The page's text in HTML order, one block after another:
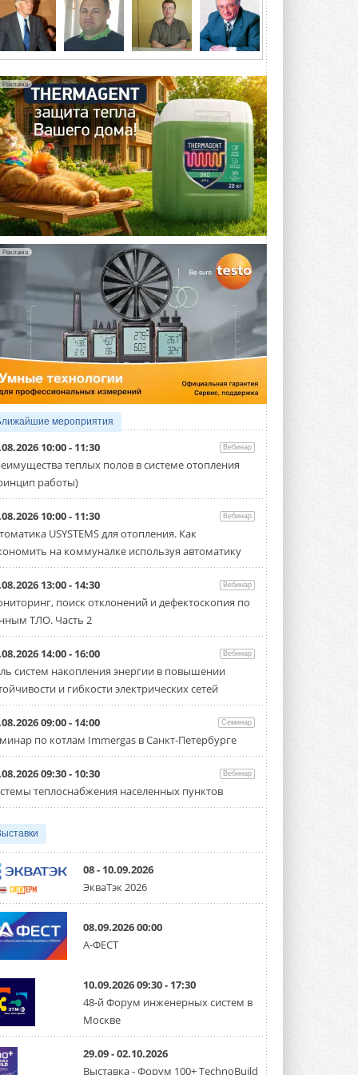
4 АВГУСТА 2026
Тепловые насосы в связке с
солнечной генерацией и
потребление на 60%
Исследователи из Италии установили ...
4 АВГУСТА 2026
«РУСКЛИМАТ Fest 2026» в Уфе
собрал свыше 700 профи
климатической отрасли
Организатором выступил торгово-
производственный холдинг ...
3 АВГУСТА 2026
«Датарк» испытал модульный
ЦОД с плотностью 54 кВт на
стойку
Испытания прошли на собственной
производственной площадке и были ...
3 АВГУСТА 2026
Samsung выпускает VRF-
систему DVM на R32
Линейка включает семь типоразмеров
производительностью от 22,4 до 56 кВт.
Суммарная длина трубопроводов ...
3 АВГУСТА 2026
«СиСофт Девелопмент» подвел
итоги конкурса студенческих
проектов «ТИМ-лидеры 2026»
Новый сезон конкурса «ТИМ-лидеры»
стартует уже в сентябре 2026 года ...
3 АВГУСТА 2026
«Русклимат» укрепляет
партнёрство за Уралом
Президент Омского землячества в
Москве Михаил Тимошенко посетил
Омск с трёхдневным рабочим визитом ...
Carrier модернизирует
флагманский чиллер AquaEdge
19XR
Чиллер получил новую версию,
работающую на хладагенте R1234ze ...
31 ИЮЛЯ 2026
Mitsubishi расширяет
направление систем
охлаждения для ЦОД
Mitsubishi Electric создаёт в США новую
компанию MEHITS US Inc. ...
США запретили использование
иностранных инверторов
свой специальный перечень Covered ...
Уже через месяц в России
можно будет устанавливать
С 1 сентября снимается запрет на
микрогенерацию в многоквартирных ...
Канальные вентиляторы с ЕС-
двигателями Sysimple TRS EC
Новинка от Системэйр —
прямоугольный канальный ...
30 ИЮЛЯ 2026
Реклама
Реклама
мероприятия
10:00 - 11:30 Вебинар
теплых полов в системе отопления
работы)
10:00 - 11:30 Вебинар
USYSTEMS для отопления. Как
на коммуналке используя автоматику
13:00 - 14:30 Вебинар
поиск отклонений и дефектоскопия по
ТЛО. Часть 2
14:00 - 16:00 Вебинар
систем накопления энергии в повышении
и гибкости электрических сетей
09:00 - 14:00 Семинар
по котлам Immergas в Санкт-Петербурге
09:30 - 10:30 Вебинар
теплоснабжения населенных пунктов
08 - 10.09.2026
ЭкваТэк 2026
08.09.2026 00:00
А-ФЕСТ
10.09.2026 09:30 - 17:30
48-й Форум инженерных систем в
Москве
29.09 - 02.10.2026
Выставка - Форум 100+ TechnoBuild